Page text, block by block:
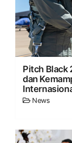
Pitch Black
dan
News